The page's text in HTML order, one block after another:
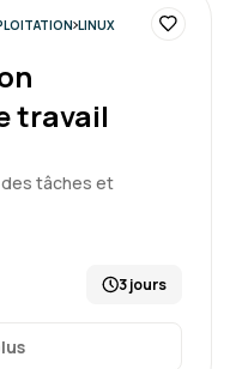
LINUX
travail
tâches et
3 jours